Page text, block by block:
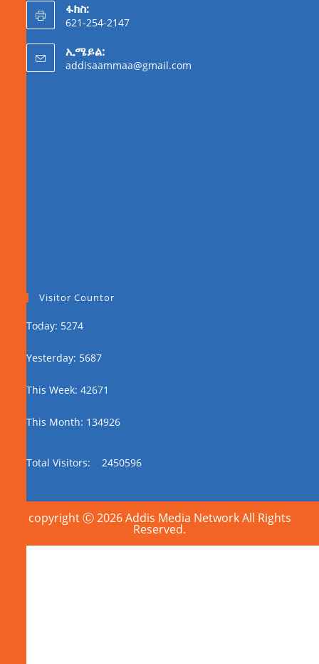
ፋክስ:
621-254-2147
ኢሜይል:
addisaammaa@gmail.com
Visitor Countor
Today: 5274
Yesterday: 5687
This Week: 42671
This Month: 134926
Total Visitors: 2450596
copyright Ⓒ 2026 Addis Media Network All Rights
Reserved.